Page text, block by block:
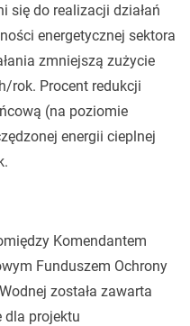
się do realizacji działań
energetycznej sektora
zmniejszą zużycie
rok. Procent redukcji
(na poziomie
energii cieplnej
Komendantem
Funduszem Ochrony
została zawarta
dla projektu